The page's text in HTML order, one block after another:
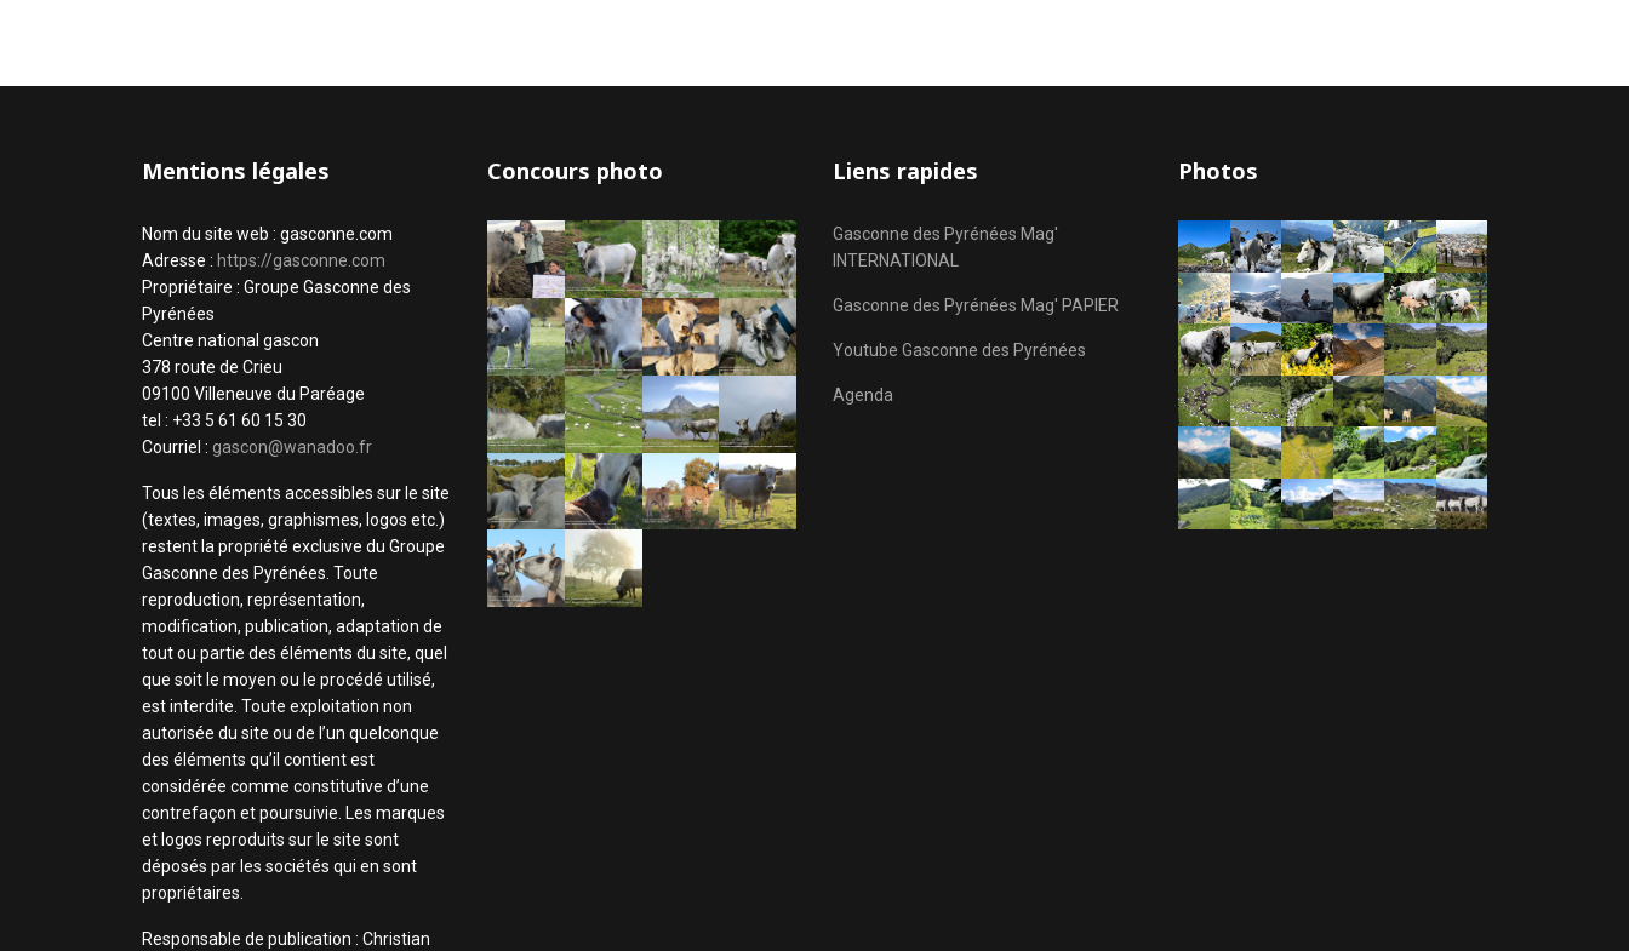
Mentions légales
Nom du site web : gasconne.com
Adresse : https://gasconne.com
Propriétaire : Groupe Gasconne des
Pyrénées
Centre national gascon
378 route de Crieu
09100 Villeneuve du Paréage
tel : +33 5 61 60 15 30
Courriel : gascon@wanadoo.fr
Tous les éléments accessibles sur le site
(textes, images, graphismes, logos etc.)
restent la propriété exclusive du Groupe
Gasconne des Pyrénées. Toute
reproduction, représentation,
modification, publication, adaptation de
tout ou partie des éléments du site, quel
que soit le moyen ou le procédé utilisé,
est interdite. Toute exploitation non
autorisée du site ou de l’un quelconque
des éléments qu’il contient est
considérée comme constitutive d’une
contrefaçon et poursuivie. Les marques
et logos reproduits sur le site sont
déposés par les sociétés qui en sont
propriétaires.
Responsable de publication : Christian
Concours photo Liens rapides
Gasconne des Pyrénées Mag'
INTERNATIONAL
Gasconne des Pyrénées Mag' PAPIER
Youtube Gasconne des Pyrénées
Agenda
Photos